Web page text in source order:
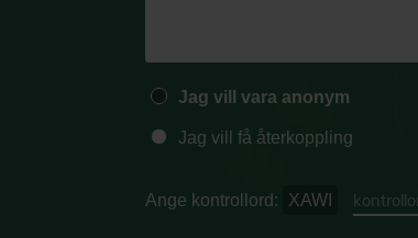
Jag vill vara anonym
Jag vill få återkoppling
Ange kontrollord: XAWI